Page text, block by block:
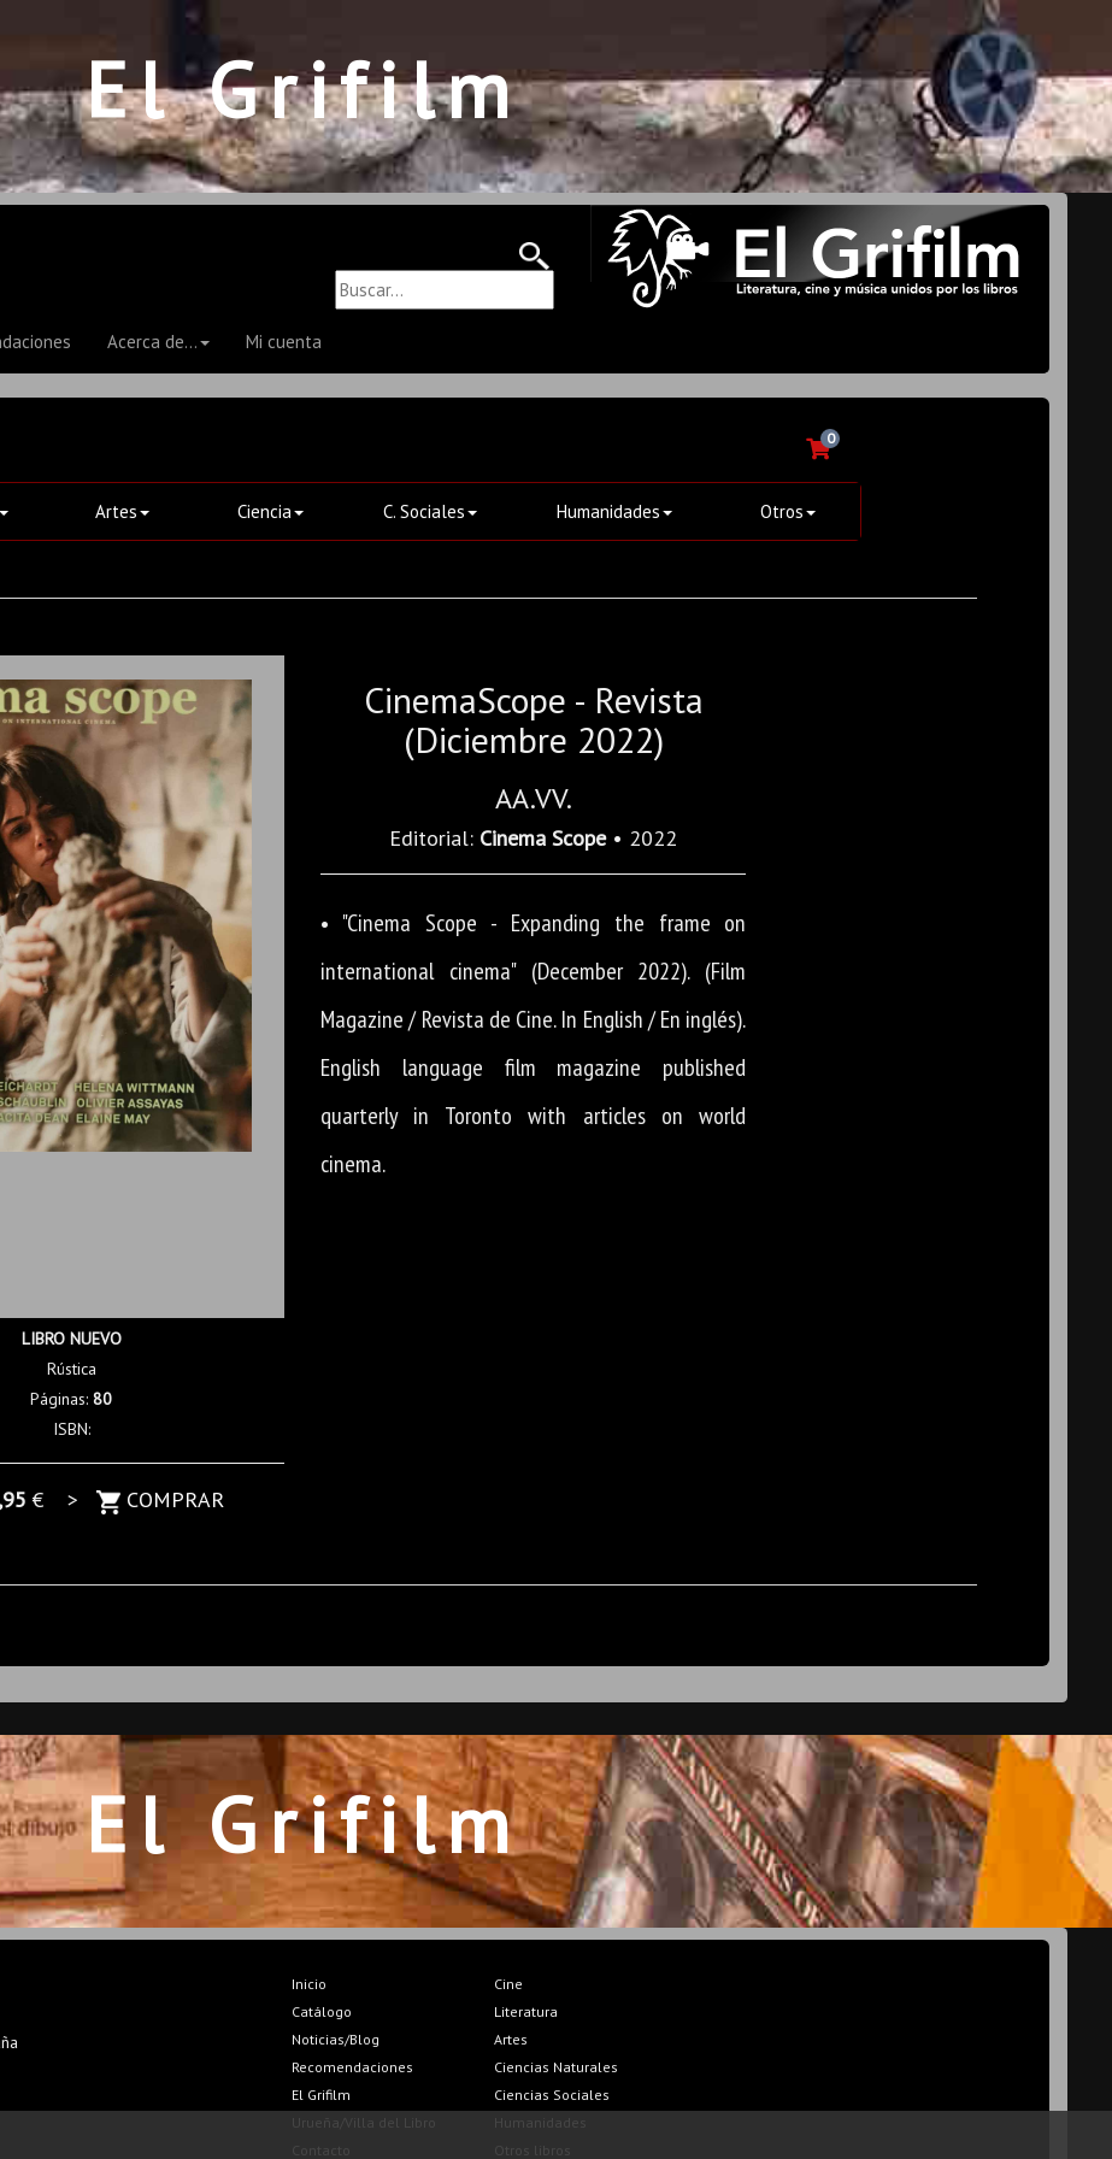
El Grifilm
Acerca de... Mi cuenta
0
Artes Ciencia C. Sociales Humanidades Otros
LIBRO NUEVO
Rústica
Páginas:80
ISBN:
€ > COMPRAR
CinemaScope - Revista
(Diciembre 2022)
AA.VV.
Editorial: Cinema Scope • 2022
• "Cinema Scope - Expanding the frame on
international cinema" (December 2022). (Film
Magazine / Revista de Cine. In English / En inglés).
English language film magazine published
quarterly in Toronto with articles on world
cinema.
El Grifilm
Inicio
Catálogo
Noticias/Blog
Recomendaciones
El Grifilm
Urueña/Villa del Libro
Contacto
Cine
Literatura
Artes
Ciencias Naturales
Ciencias Sociales
Humanidades
Otros libros